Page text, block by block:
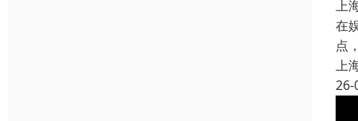
上
在
点
上
26-